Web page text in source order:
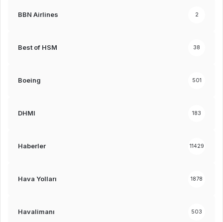
BBN Airlines 2
Best of HSM 38
Boeing 501
DHMI 183
Haberler 11429
Hava Yolları 1878
Havalimanı 503